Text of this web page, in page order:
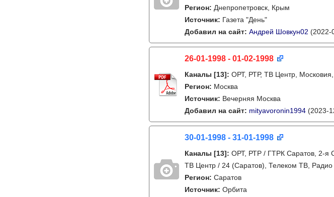
Регион: Днепропетровск, Крым
Источник: Газета "День"
Добавил на сайт: Андрей Шовкун02 (2022-
26-01-1998 - 01-02-1998
Каналы [13]: ОРТ, РТР, ТВ Центр,
Регион: Москва
Источник: Вечерняя Москва
Добавил на сайт: mityavoronin1994 (2023-
30-01-1998 - 31-01-1998
Каналы [13]: ОРТ, РТР / ГТРК Саратов, 2-я
ТВ Центр / 24 (Саратов), Телеком ТВ,
Регион: Саратов
Источник: Орбита